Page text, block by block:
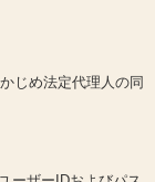
じめ法定代理人の同